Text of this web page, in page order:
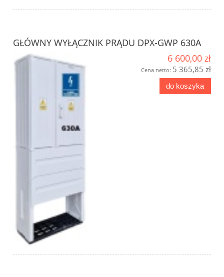
GŁÓWNY WYŁĄCZNIK PRĄDU DPX-GWP 630A
6 600,00 zł
Cena netto: 5 365,85 zł
do koszyka